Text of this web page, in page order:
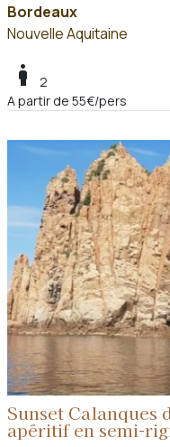
Bordeaux
Nouvelle Aquitaine
boy
2
A partir de 55€/pers
Sunset Calanques
apéritif en semi-